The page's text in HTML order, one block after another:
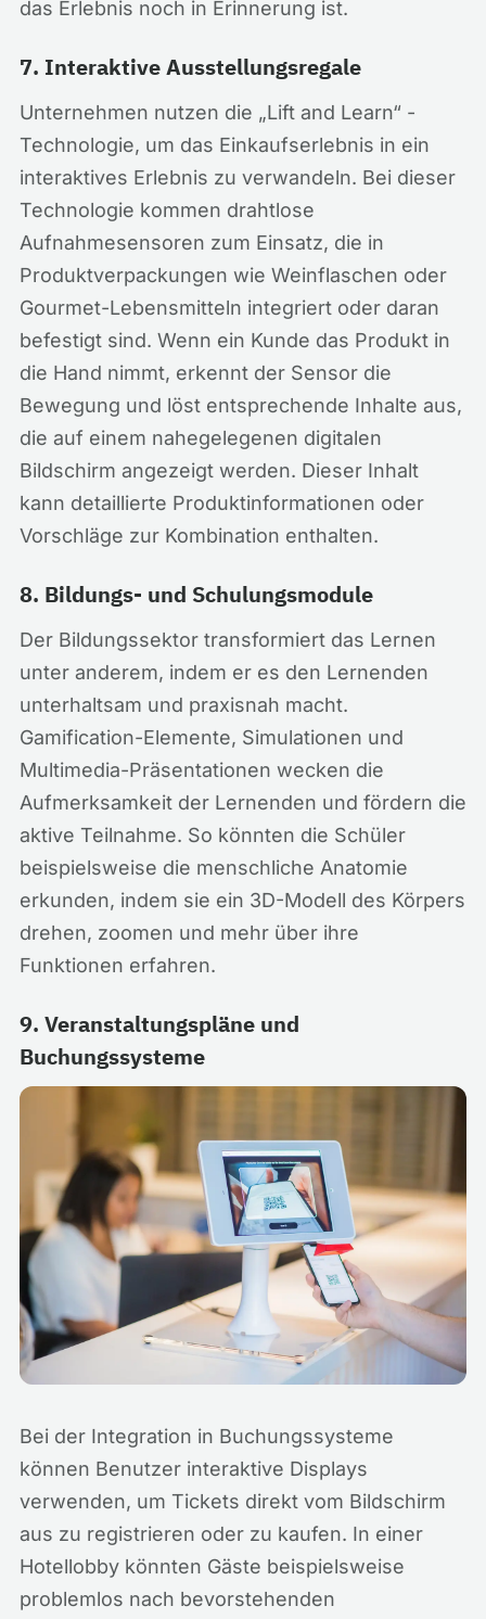
das Erlebnis noch in Erinnerung ist.
7. Interaktive Ausstellungsregale
Unternehmen nutzen die „Lift and Learn“ -
Technologie, um das Einkaufserlebnis in ein
interaktives Erlebnis zu verwandeln. Bei dieser
Technologie kommen drahtlose
Aufnahmesensoren zum Einsatz, die in
Produktverpackungen wie Weinflaschen oder
Gourmet-Lebensmitteln integriert oder daran
befestigt sind. Wenn ein Kunde das Produkt in
die Hand nimmt, erkennt der Sensor die
Bewegung und löst entsprechende Inhalte aus,
die auf einem nahegelegenen digitalen
Bildschirm angezeigt werden. Dieser Inhalt
kann detaillierte Produktinformationen oder
Vorschläge zur Kombination enthalten.
8. Bildungs- und Schulungsmodule
Der Bildungssektor transformiert das Lernen
unter anderem, indem er es den Lernenden
unterhaltsam und praxisnah macht.
Gamification-Elemente, Simulationen und
Multimedia-Präsentationen wecken die
Aufmerksamkeit der Lernenden und fördern die
aktive Teilnahme. So könnten die Schüler
beispielsweise die menschliche Anatomie
erkunden, indem sie ein 3D-Modell des Körpers
drehen, zoomen und mehr über ihre
Funktionen erfahren.
9. Veranstaltungspläne und
Buchungssysteme
Bei der Integration in Buchungssysteme
können Benutzer interaktive Displays
verwenden, um Tickets direkt vom Bildschirm
aus zu registrieren oder zu kaufen. In einer
Hotellobby könnten Gäste beispielsweise
problemlos nach bevorstehenden